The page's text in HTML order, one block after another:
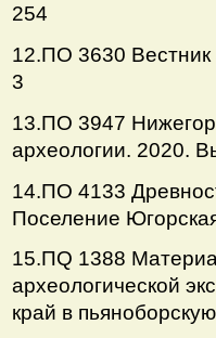
254
12.ПО 3630 Вестник
3
13.ПО 3947
археологии. 2020.
14.ПО 4133
Поселение
15.ПQ 1388
археологической
край в